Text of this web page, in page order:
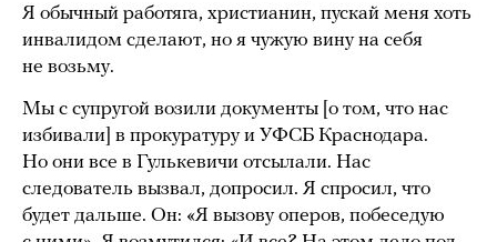
Я обычный работяга, христианин, пускай меня хоть
инвалидом сделают, но я чужую вину на себя
не возьму.
Мы с супругой возили документы [о том, что нас
избивали] в прокуратуру и УФСБ Краснодара.
Но они все в Гулькевичи отсылали. Нас
следователь вызвал, допросил. Я спросил, что
будет дальше. Он: «Я вызову оперов, побеседую